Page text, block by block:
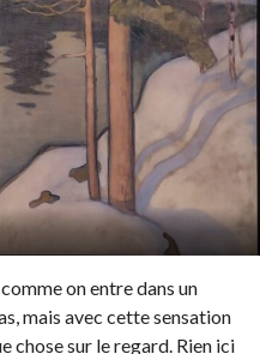
on entre dans un
mais avec cette sensation
chose sur le regard. Rien ici